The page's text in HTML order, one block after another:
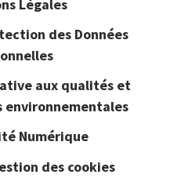
Légales
des Données
aux qualités et
Numérique
des cookies